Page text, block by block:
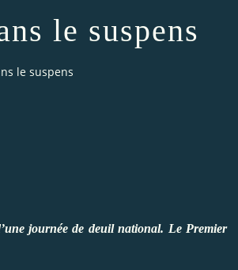
le suspens
le suspens
journée de deuil national. Le Premier